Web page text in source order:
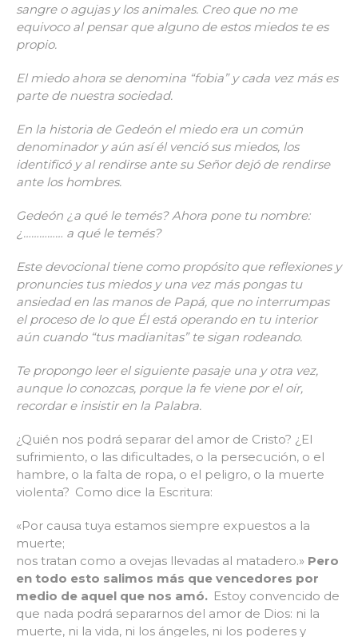
sangre o agujas y los animales. Creo que no me
equivoco al pensar que alguno de estos miedos te es
propio.
El miedo ahora se denomina “fobia” y cada vez más es
parte de nuestra sociedad.
En la historia de Gedeón el miedo era un común
denominador y aún así él venció sus miedos, los
identificó y al rendirse ante su Señor dejó de rendirse
ante los hombres.
Gedeón ¿a qué le temés? Ahora pone tu nombre:
¿…………… a qué le temés?
Este devocional tiene como propósito que reflexiones y
pronuncies tus miedos y una vez más pongas tu
ansiedad en las manos de Papá, que no interrumpas
el proceso de lo que Él está operando en tu interior
aún cuando “tus madianitas” te sigan rodeando.
Te propongo leer el siguiente pasaje una y otra vez,
aunque lo conozcas, porque la fe viene por el oír,
recordar e insistir en la Palabra.
¿Quién nos podrá separar del amor de Cristo? ¿El
sufrimiento, o las dificultades, o la persecución, o el
hambre, o la falta de ropa, o el peligro, o la muerte
violenta? Como dice la Escritura:
«Por causa tuya estamos siempre expuestos a la
muerte;
nos tratan como a ovejas llevadas al matadero.» Pero
en todo esto salimos más que vencedores por
medio de aquel que nos amó. Estoy convencido de
que nada podrá separarnos del amor de Dios: ni la
muerte, ni la vida, ni los ángeles, ni los poderes y